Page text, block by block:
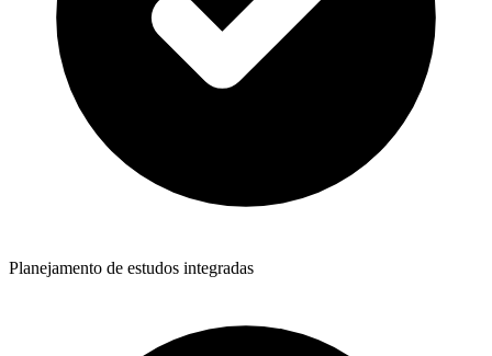
Planejamento de estudos integradas